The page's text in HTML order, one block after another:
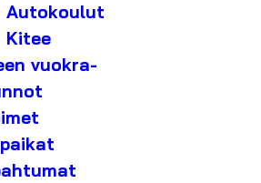
Autokoulut
Kitee
vuokra-